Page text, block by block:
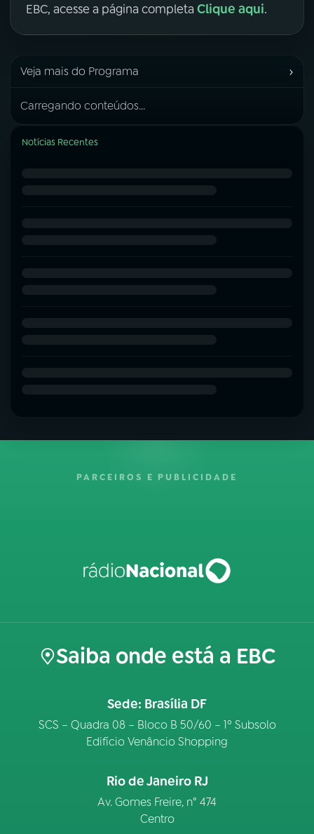
EBC, acesse a página completa Clique aqui.
Veja mais do Programa ›
Carregando conteúdos...
Notícias Recentes
PARCEIROS E PUBLICIDADE
Saiba onde está a EBC
Sede: Brasília DF
SCS – Quadra 08 – Bloco B 50/60 – 1º Subsolo
Edifício Venâncio Shopping
Rio de Janeiro RJ
Av. Gomes Freire, n° 474
Centro